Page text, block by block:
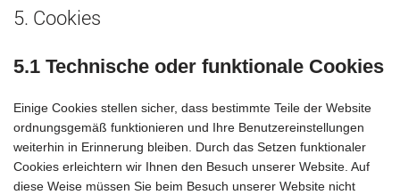
5. Cookies
5.1 Technische oder funktionale Cookies
Einige Cookies stellen sicher, dass bestimmte Teile der Website
ordnungsgemäß funktionieren und Ihre Benutzereinstellungen
weiterhin in Erinnerung bleiben. Durch das Setzen funktionaler
Cookies erleichtern wir Ihnen den Besuch unserer Website. Auf
diese Weise müssen Sie beim Besuch unserer Website nicht